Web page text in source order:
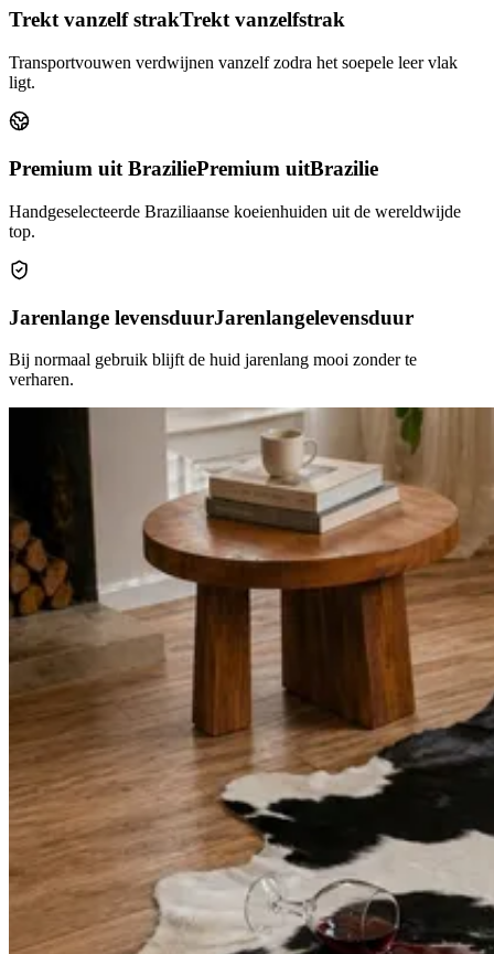
Trekt vanzelf strakTrekt vanzelfstrak
Transportvouwen verdwijnen vanzelf zodra het soepele leer vlak
ligt.
Premium uit BraziliePremium uitBrazilie
Handgeselecteerde Braziliaanse koeienhuiden uit de wereldwijde
top.
Jarenlange levensduurJarenlangelevensduur
Bij normaal gebruik blijft de huid jarenlang mooi zonder te
verharen.